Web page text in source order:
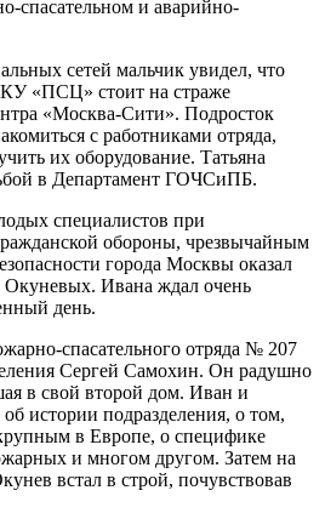
спасательном и аварийно-
сетей мальчик увидел, что
«ПСЦ» стоит на страже
«Москва-Сити». Подросток
с работниками отряда,
их оборудование. Татьяна
в Департамент ГОЧСиПБ.
специалистов при
обороны, чрезвычайным
города Москвы оказал
Окуневых. Ивана ждал очень
день.
спасательного отряда № 207
Сергей Самохин. Он радушно
в свой второй дом. Иван и
истории подразделения, о том,
в Европе, о специфике
и многом другом. Затем на
встал в строй, почувствовав